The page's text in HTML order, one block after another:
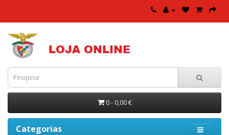
0 - 0,00 €
Categorias